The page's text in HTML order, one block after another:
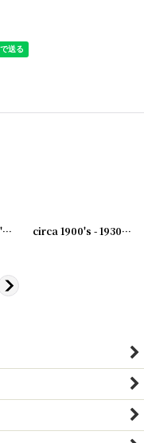
circa 1930's-1940's Advertising Bill Hook A.B.BLOMQUIST &CO... アドバタイジング フック 伝票ホルダー circa 1900's - 1930's Advertising Clip CANVAS PRODUCTS CO...アドバタイジング クリップ